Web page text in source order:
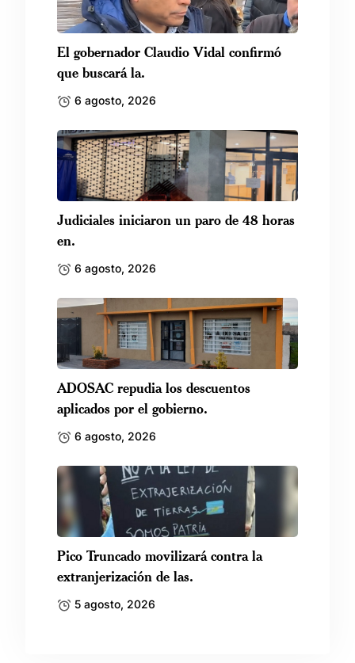
El gobernador Claudio Vidal confirmó
que buscará la.
6 agosto, 2026
Judiciales iniciaron un paro de 48 horas
en.
6 agosto, 2026
ADOSAC repudia los descuentos
aplicados por el gobierno.
6 agosto, 2026
Pico Truncado movilizará contra la
extranjerización de las.
5 agosto, 2026